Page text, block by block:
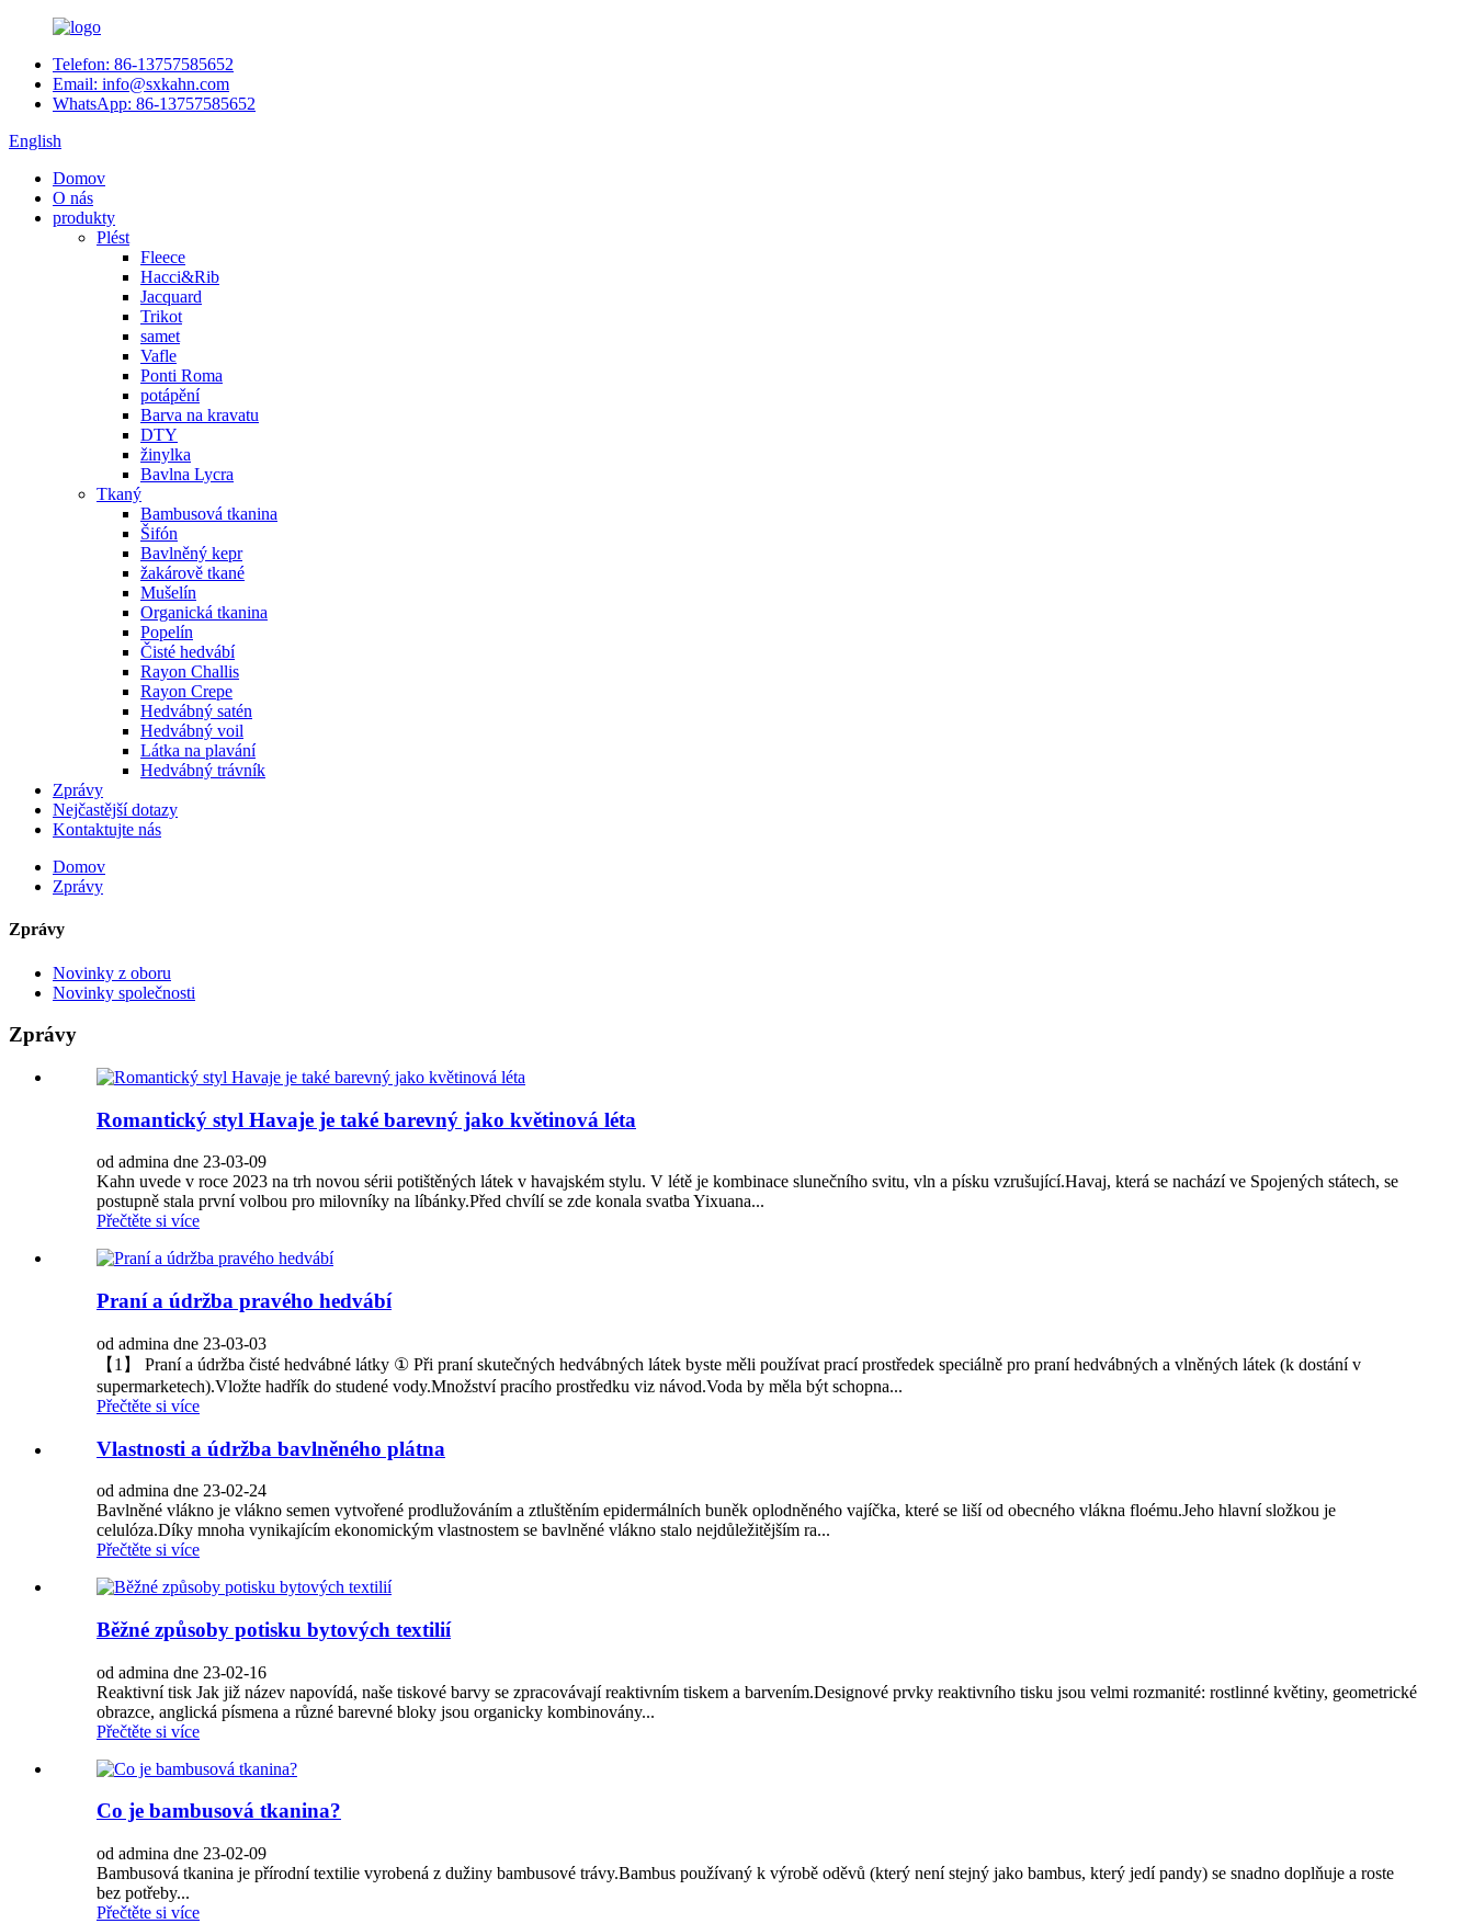
Telefon: 86-13757585652
Email: info@sxkahn.com
WhatsApp: 86-13757585652
English
Domov
O nás
produkty
Plést
Fleece
Hacci&Rib
Jacquard
Trikot
samet
Vafle
Ponti Roma
potápění
Barva na kravatu
DTY
žinylka
Bavlna Lycra
Tkaný
Bambusová tkanina
Šifón
Bavlněný kepr
žakárově tkané
Mušelín
Organická tkanina
Popelín
Čisté hedvábí
Rayon Challis
Rayon Crepe
Hedvábný satén
Hedvábný voil
Látka na plavání
Hedvábný trávník
Zprávy
Nejčastější dotazy
Kontaktujte nás
Domov
Zprávy
Zprávy
Novinky z oboru
Novinky společnosti
Zprávy
Romantický styl Havaje je také barevný jako květinová léta
od admina dne 23-03-09
Kahn uvede v roce 2023 na trh novou sérii potištěných látek v havajském stylu. V létě je kombinace slunečního svitu, vln a písku vzrušující.Havaj, která se nachází ve Spojených státech, se
postupně stala první volbou pro milovníky na líbánky.Před chvílí se zde konala svatba Yixuana...
Přečtěte si více
Praní a údržba pravého hedvábí
od admina dne 23-03-03
【1】 Praní a údržba čisté hedvábné látky ① Při praní skutečných hedvábných látek byste měli používat prací prostředek speciálně pro praní hedvábných a vlněných látek (k dostání v
supermarketech).Vložte hadřík do studené vody.Množství pracího prostředku viz návod.Voda by měla být schopna...
Přečtěte si více
Vlastnosti a údržba bavlněného plátna
od admina dne 23-02-24
Bavlněné vlákno je vlákno semen vytvořené prodlužováním a ztluštěním epidermálních buněk oplodněného vajíčka, které se liší od obecného vlákna floému.Jeho hlavní složkou je
celulóza.Díky mnoha vynikajícím ekonomickým vlastnostem se bavlněné vlákno stalo nejdůležitějším ra...
Přečtěte si více
Běžné způsoby potisku bytových textilií
od admina dne 23-02-16
Reaktivní tisk Jak již název napovídá, naše tiskové barvy se zpracovávají reaktivním tiskem a barvením.Designové prvky reaktivního tisku jsou velmi rozmanité: rostlinné květiny, geometrické
obrazce, anglická písmena a různé barevné bloky jsou organicky kombinovány...
Přečtěte si více
Co je bambusová tkanina?
od admina dne 23-02-09
Bambusová tkanina je přírodní textilie vyrobená z dužiny bambusové trávy.Bambus používaný k výrobě oděvů (který není stejný jako bambus, který jedí pandy) se snadno doplňuje a roste
bez potřeby...
Přečtěte si více